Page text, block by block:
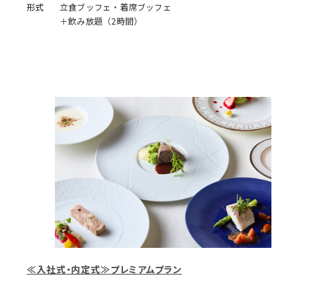
形式
立食ブッフェ・着席ブッフェ
＋飲み放題（2時間）
≪入社式・内定式≫プレミアムプラン